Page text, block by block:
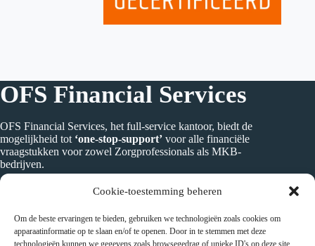
Cookie-toestemming beheren
Om de beste ervaringen te bieden, gebruiken we technologieën zoals cookies om
apparaatinformatie op te slaan en/of te openen. Door in te stemmen met deze
technologieën kunnen we gegevens zoals browsegedrag of unieke ID's op deze site
OFS Financial Services
OFS Financial Services, het full-service kantoor, biedt de
mogelijkheid tot‘one-stop-support’ voor alle financiële
vraagstukken voor zowel Zorgprofessionals als MKB-
bedrijven.
Adres